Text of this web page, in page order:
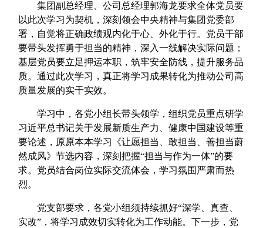
集团副总经理、公司总经理郭海龙要求全体党员要
以此次学习为契机，深刻领会中央精神与集团党委部
署，自觉将正确政绩观内化于心、外化于行。党员干部
要带头发挥勇于担当的精神，深入一线解决实际问题；
基层党员要立足押运本职，筑牢安全防线，提升服务品
质。通过此次学习，真正将学习成果转化为推动公司高
质量发展的实干实效。
学习中，各党小组长带头领学，组织党员重点研学
习近平总书记关于发展新质生产力、健康中国建设等重
要论述，原原本本学习《让愿担当、敢担当、善担当蔚
然成风》节选内容，深刻把握“担当与作为一体”的要
求。党员结合岗位实际交流体会，学习氛围严肃而热
烈。
党支部要求，各党小组须持续抓好“深学、真查、
实改”，将学习成效切实转化为工作动能。下一步，党